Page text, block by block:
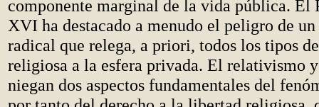
componente marginal de la vida pública. El
XVI ha destacado a menudo el peligro de
radical que relega, a priori, todos los tipos
religiosa a la esfera privada. El relativismo
niegan dos aspectos fundamentales del